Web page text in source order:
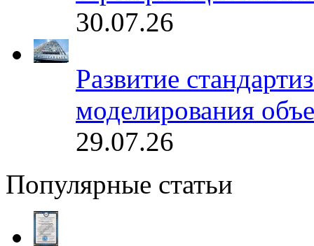
30.07.26
Развитие
моделирования
29.07.26
Популярные статьи